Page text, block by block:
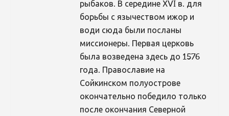
рыбаков. В середине ХVI в. для
борьбы с язычеством ижор и
води сюда были посланы
миссионеры. Первая церковь
была возведена здесь до 1576
года. Православие на
Сойкинском полуострове
окончательно победило только
после окончания Северной